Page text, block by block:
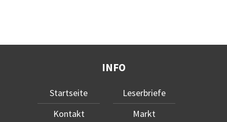
INFO
Startseite
Kontakt
Leserbriefe
Markt